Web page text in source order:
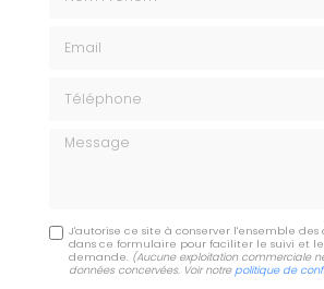
Message
J'autorise ce site à conserver l'ensemble des
dans ce formulaire pour faciliter le suivi et
demande. (Aucune exploitation commerciale
données concervées. Voir notrepolitique de